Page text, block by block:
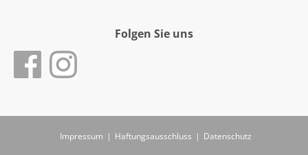
Folgen Sie uns
Impressum | Haftungsausschluss | Datenschutz